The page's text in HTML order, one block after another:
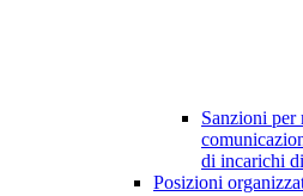
Sanzioni per
di incarichi
Posizioni